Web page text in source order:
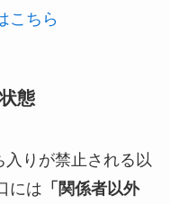
こちら
態
りが禁止される以
には 「関係者以外